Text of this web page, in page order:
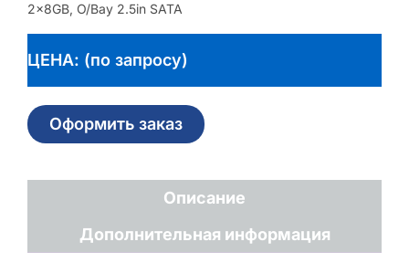
2x8GB, O/Bay 2.5in SATA
ЦЕНА: (по запросу)
Оформить заказ
Описание
Дополнительная информация